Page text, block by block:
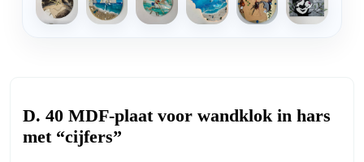
D. 40 MDF-plaat voor wandklok in hars
met “cijfers”